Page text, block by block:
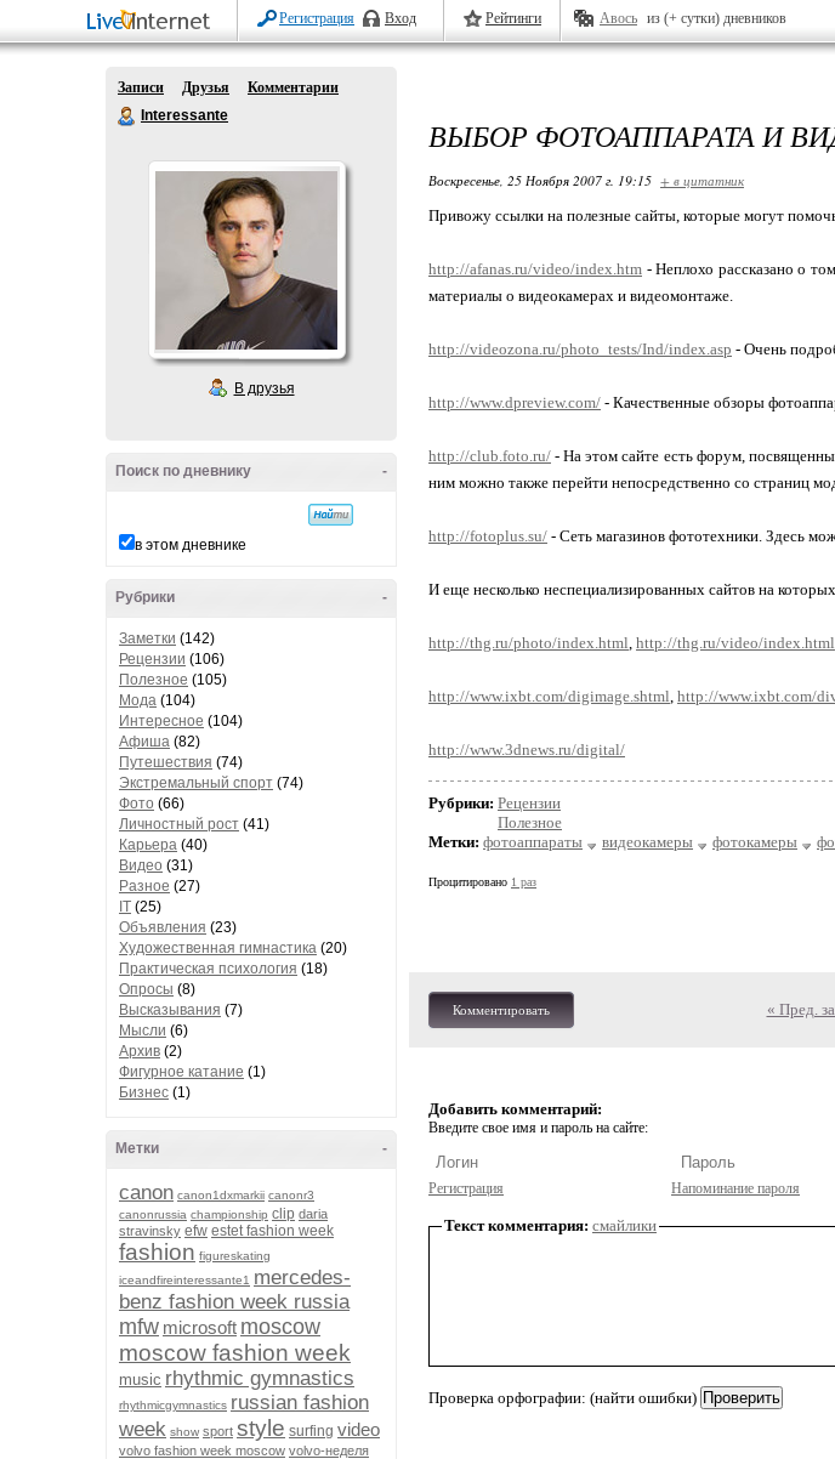
Регистрация Вход Рейтинги Авось из (+ сутки) дневников
Записи Друзья
Комментарии
Interessante
В друзья
-
Поиск по дневнику
в этом дневнике
-
Рубрики
Заметки (142)
Рецензии (106)
Полезное (105)
Мода (104)
Интересное (104)
Афиша (82)
Путешествия (74)
Экстремальный спорт (74)
Фото (66)
Личностный рост (41)
Карьера (40)
Видео (31)
Разное (27)
IT (25)
Объявления (23)
Художественная гимнастика (20)
Практическая психология (18)
Опросы (8)
Высказывания (7)
Мысли (6)
Архив (2)
Фигурное катание (1)
Бизнес (1)
-
Метки
canon canon1dxmarkii canonr3
canonrussia championship clip daria
stravinsky efw estet fashion week
fashion figureskating
iceandfireinteressante1 mercedes-
benz fashion week russia
mfw microsoft moscow
moscow fashion week
music rhythmic gymnastics
rhythmicgymnastics russian fashion
week show sport style surfing video
volvo fashion week moscow volvo-неделя
ВЫБОР ФОТОАППАРАТА И
Воскресенье, 25 Ноября 2007 г. 19:15 + в цитатник
Привожу ссылки на полезные сайты, которые могут
http://afanas.ru/video/index.htm - Неплохо рассказано о
материалы о видеокамерах и видеомонтаже.
http://videozona.ru/photo_tests/Ind/index.asp - Очень
http://www.dpreview.com/ - Качественные обзоры
http://club.foto.ru/ - На этом сайте есть форум,
ним можно также перейти непосредственно со страниц
http://fotoplus.su/ - Сеть магазинов фототехники. Здесь
И еще несколько неспециализированных сайтов на
http://thg.ru/photo/index.html, http://thg.ru/video/index.html
http://www.ixbt.com/digimage.shtml, http://www.ixbt.com/
http://www.3dnews.ru/digital/
Рубрики: Рецензии
Полезное
Метки: фотоаппараты видеокамеры фотокамеры
Процитировано 1 раз
Комментировать « Пред.
Добавить комментарий:
Введите свое имя и пароль на сайте:
Регистрация Напоминание пароля
Текст комментария: смайлики
Проверка орфографии: (найти ошибки)